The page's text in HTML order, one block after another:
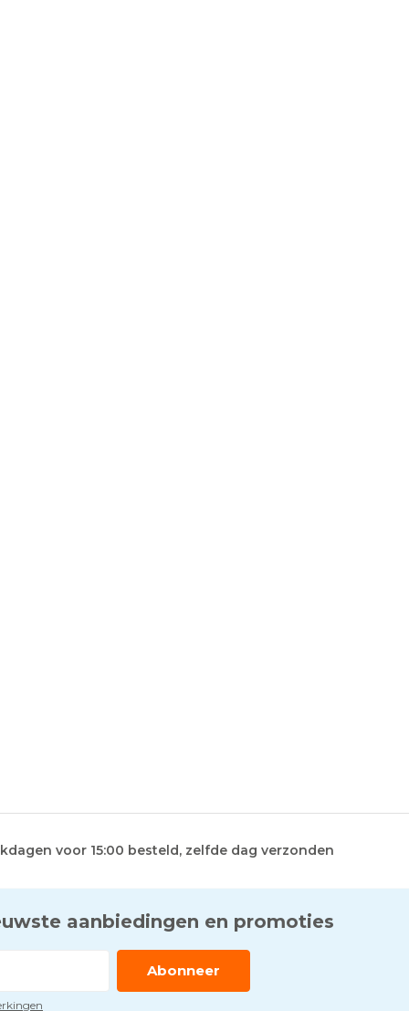
voor 15:00 besteld, zelfde dag verzonden
aanbiedingen en promoties
Abonneer